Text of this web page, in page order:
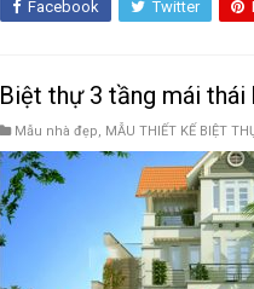
Facebook Twitter
Biệt thự 3 tầng mái thái
Mẫu nhà đẹp, MẪU THIẾT KẾ BIỆT